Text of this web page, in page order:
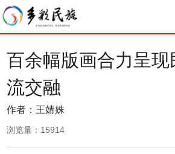
百余幅版画合力呈现
流交融
作者：王婧姝
浏览量： 15914